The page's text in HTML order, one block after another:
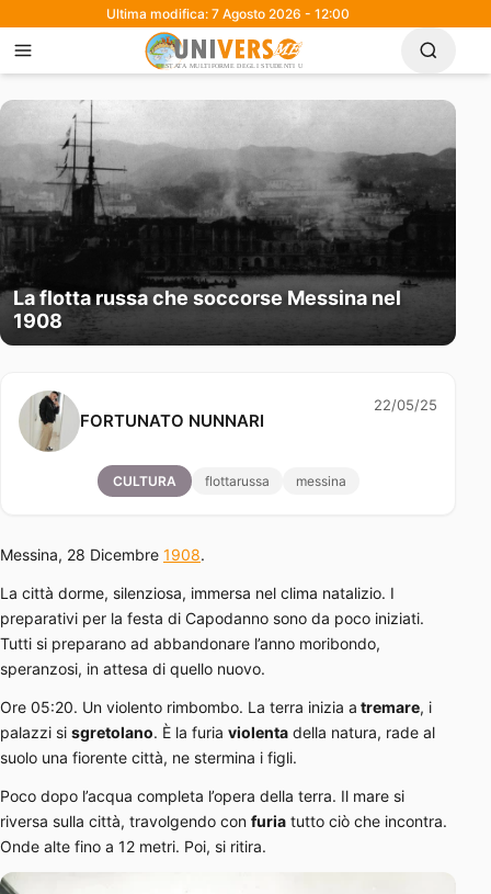
Ultima modifica: 7 Agosto 2026 - 12:00
La flotta russa che soccorse Messina nel
1908
FORTUNATO NUNNARI
22/05/25
CULTURA flottarussa messina
Messina, 28 Dicembre 1908.
La città dorme, silenziosa, immersa nel clima natalizio. I
preparativi per la festa di Capodanno sono da poco iniziati.
Tutti si preparano ad abbandonare l’anno moribondo,
speranzosi, in attesa di quello nuovo.
Ore 05:20. Un violento rimbombo. La terra inizia a tremare, i
palazzi si sgretolano. È la furia violenta della natura, rade al
suolo una fiorente città, ne stermina i figli.
Poco dopo l’acqua completa l’opera della terra. Il mare si
riversa sulla città, travolgendo con furia tutto ciò che incontra.
Onde alte fino a 12 metri. Poi, si ritira.